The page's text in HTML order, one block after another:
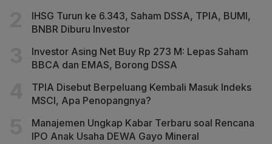
IHSG Turun ke 6.343, Saham DSSA, TPIA, BUMI,
BNBR Diburu Investor
Investor Asing Net Buy Rp 273 M: Lepas Saham
BBCA dan EMAS, Borong DSSA
TPIA Disebut Berpeluang Kembali Masuk Indeks
MSCI, Apa Penopangnya?
Manajemen Ungkap Kabar Terbaru soal Rencana
IPO Anak Usaha DEWA Gayo Mineral